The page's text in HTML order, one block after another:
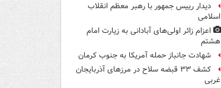
دیدار رییس جمهور با رهبر معظم انقلاب
اسلامی
اعزام زائر اولی‌های آبادانی به زیارت امام
هشتم
شهادت جانباز حمله آمریکا به جنوب کرمان
کشف ۳۳ قبضه سلاح در مرزهای آذربایجان
غربی